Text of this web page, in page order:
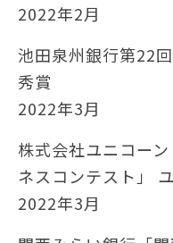
2022年2⽉
池田泉州銀行第22
秀賞
2022年3⽉
株式会社ユニコー
ネスコンテスト」
2022年3⽉